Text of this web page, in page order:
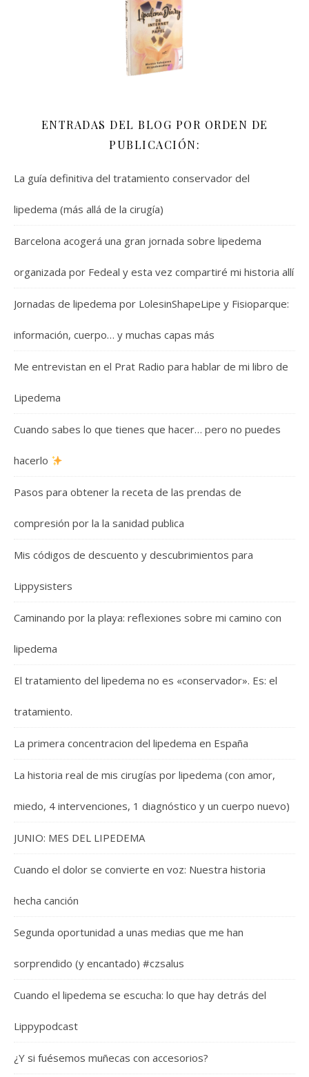
ENTRADAS DEL BLOG POR ORDEN DE
PUBLICACIÓN:
La guía definitiva del tratamiento conservador del
lipedema (más allá de la cirugía)
Barcelona acogerá una gran jornada sobre lipedema
organizada por Fedeal y esta vez compartiré mi historia allí
Jornadas de lipedema por LolesinShapeLipe y Fisioparque:
información, cuerpo… y muchas capas más
Me entrevistan en el Prat Radio para hablar de mi libro de
Lipedema
Cuando sabes lo que tienes que hacer… pero no puedes
hacerlo
Pasos para obtener la receta de las prendas de
compresión por la la sanidad publica
Mis códigos de descuento y descubrimientos para
Lippysisters
Caminando por la playa: reflexiones sobre mi camino con
lipedema
El tratamiento del lipedema no es «conservador». Es: el
tratamiento.
La primera concentracion del lipedema en España
La historia real de mis cirugías por lipedema (con amor,
miedo, 4 intervenciones, 1 diagnóstico y un cuerpo nuevo)
JUNIO: MES DEL LIPEDEMA
Cuando el dolor se convierte en voz: Nuestra historia
hecha canción
Segunda oportunidad a unas medias que me han
sorprendido (y encantado) #czsalus
Cuando el lipedema se escucha: lo que hay detrás del
Lippypodcast
¿Y si fuésemos muñecas con accesorios?